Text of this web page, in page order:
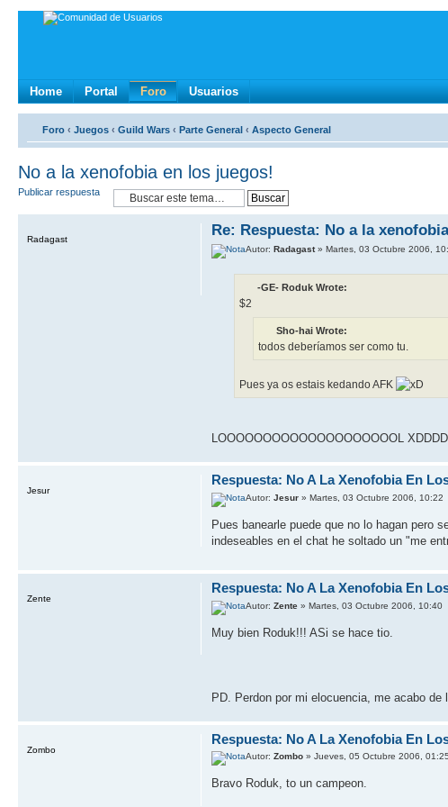
Home Portal Foro Usuarios
Foro ‹ Juegos ‹ Guild Wars ‹ Parte General ‹ Aspecto General
No a la xenofobia en los juegos!
Publicar respuesta
Re: Respuesta: No a la
Autor:Radagast» Martes, 03 Octubre 2006,
-GE- Roduk Wrote:
$2
Sho-hai Wrote:
todos deberí­amos ser como tu.
Pues ya os estais kedando AFK
LOOOOOOOOOOOOOOOOOOOOL
Radagast
Respuesta: No A La Xenofobia En
Autor:Jesur » Martes, 03 Octubre 2006, 10:22
Pues banearle puede que no lo hagan pero
indeseables en el chat he soltado un "me
Jesur
Respuesta: No A La Xenofobia En
Autor:Zente » Martes, 03 Octubre 2006, 10:40
Muy bien Roduk!!! ASi se hace tio.
PD. Perdon por mi elocuencia, me acabo de
Zente
Respuesta: No A La Xenofobia En
Autor:Zombo » Jueves, 05 Octubre 2006, 01:25
Bravo Roduk, to un campeon.
Zombo